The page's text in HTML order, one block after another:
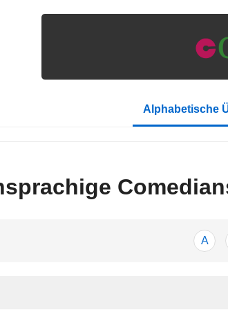
Alphabetische
A